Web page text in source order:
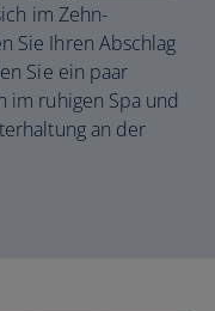
im Zehn-
Sie Ihren Abschlag
Sie ein paar
im ruhigen Spa und
an der